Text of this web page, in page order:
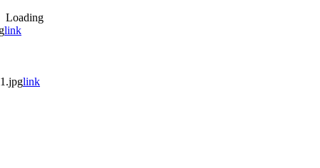
Loading
link
link